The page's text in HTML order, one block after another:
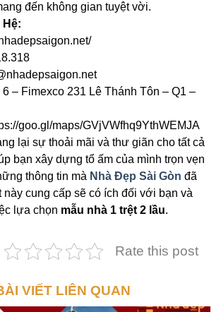
đến không gian tuyệt vời.
– Fimexco 231 Lê Thánh Tôn – Q1 –
goo.gl/maps/GVjVWfhq9YthWEMJA
lại sự thoải mãi và thư giãn cho tất cả
bạn xây dựng tổ ấm của mình trọn vẹn
thông tin mà Nhà Đẹp Sài Gòn đã
này cung cấp sẽ có ích đối với bạn và
lựa chọn mẫu nhà 1 trệt 2 lầu.
Rate this post
VIẾT LIÊN QUAN